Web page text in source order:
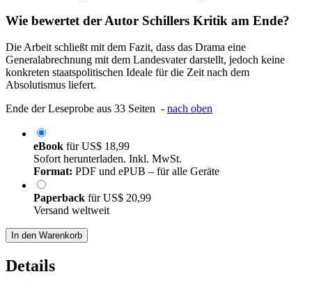
Wie bewertet der Autor Schillers Kritik am Ende?
Die Arbeit schließt mit dem Fazit, dass das Drama eine
Generalabrechnung mit dem Landesvater darstellt, jedoch keine
konkreten staatspolitischen Ideale für die Zeit nach dem
Absolutismus liefert.
Ende der Leseprobe aus 33 Seiten - nach oben
eBook fürUS$ 18,99
Sofort herunterladen. Inkl. MwSt.
Format: PDF und ePUB – für alle Geräte
Paperback fürUS$ 20,99
Versand weltweit
In den Warenkorb
Details